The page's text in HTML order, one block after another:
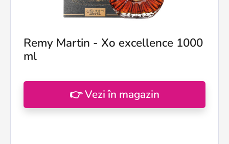
Remy Martin - Xo excellence 1000
ml
👉 Vezi în magazin